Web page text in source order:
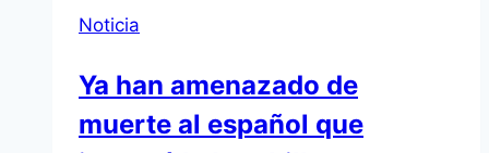
Noticia
Ya han amenazado de
muerte al español que